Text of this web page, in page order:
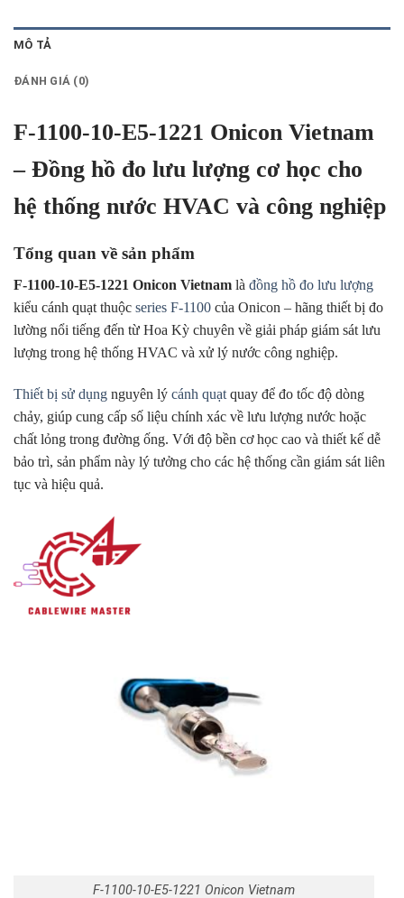
MÔ TẢ
ĐÁNH GIÁ (0)
F-1100-10-E5-1221 Onicon Vietnam
– Đồng hồ đo lưu lượng cơ học cho
hệ thống nước HVAC và công nghiệp
Tổng quan về sản phẩm
F-1100-10-E5-1221 Onicon Vietnam là đồng hồ đo lưu lượng
kiểu cánh quạt thuộc series F-1100 của Onicon – hãng thiết bị đo
lường nổi tiếng đến từ Hoa Kỳ chuyên về giải pháp giám sát lưu
lượng trong hệ thống HVAC và xử lý nước công nghiệp.
Thiết bị sử dụng nguyên lý cánh quạt quay để đo tốc độ dòng
chảy, giúp cung cấp số liệu chính xác về lưu lượng nước hoặc
chất lỏng trong đường ống. Với độ bền cơ học cao và thiết kế dễ
bảo trì, sản phẩm này lý tưởng cho các hệ thống cần giám sát liên
tục và hiệu quả.
F-1100-10-E5-1221 Onicon Vietnam